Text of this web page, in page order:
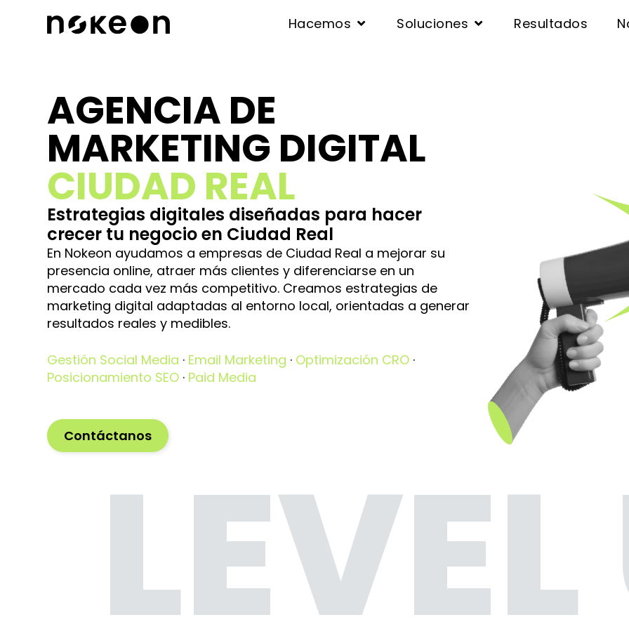
Hacemos Soluciones Resultados
AGENCIA DE
MARKETING DIGITAL
CIUDAD REAL
Estrategias digitales diseñadas para hacer
crecer tu negocio en Ciudad Real
En Nokeon ayudamos a empresas de Ciudad Real a mejorar su
presencia online, atraer más clientes y diferenciarse en un
mercado cada vez más competitivo. Creamos estrategias de
marketing digital adaptadas al entorno local, orientadas a generar
resultados reales y medibles.
Gestión Social Media · Email Marketing · Optimización CRO ·
Posicionamiento SEO · Paid Media
Contáctanos